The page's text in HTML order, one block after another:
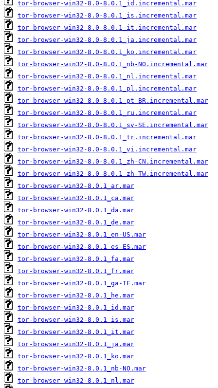
tor-browser-win32-8.0-8.0.1_id.incremental.mar
tor-browser-win32-8.0-8.0.1_is.incremental.mar
tor-browser-win32-8.0-8.0.1_it.incremental.mar
tor-browser-win32-8.0-8.0.1_ja.incremental.mar
tor-browser-win32-8.0-8.0.1_ko.incremental.mar
tor-browser-win32-8.0-8.0.1_nb-NO.incremental.mar
tor-browser-win32-8.0-8.0.1_nl.incremental.mar
tor-browser-win32-8.0-8.0.1_pl.incremental.mar
tor-browser-win32-8.0-8.0.1_pt-BR.incremental.mar
tor-browser-win32-8.0-8.0.1_ru.incremental.mar
tor-browser-win32-8.0-8.0.1_sv-SE.incremental.mar
tor-browser-win32-8.0-8.0.1_tr.incremental.mar
tor-browser-win32-8.0-8.0.1_vi.incremental.mar
tor-browser-win32-8.0-8.0.1_zh-CN.incremental.mar
tor-browser-win32-8.0-8.0.1_zh-TW.incremental.mar
tor-browser-win32-8.0.1_ar.mar
tor-browser-win32-8.0.1_ca.mar
tor-browser-win32-8.0.1_da.mar
tor-browser-win32-8.0.1_de.mar
tor-browser-win32-8.0.1_en-US.mar
tor-browser-win32-8.0.1_es-ES.mar
tor-browser-win32-8.0.1_fa.mar
tor-browser-win32-8.0.1_fr.mar
tor-browser-win32-8.0.1_ga-IE.mar
tor-browser-win32-8.0.1_he.mar
tor-browser-win32-8.0.1_id.mar
tor-browser-win32-8.0.1_is.mar
tor-browser-win32-8.0.1_it.mar
tor-browser-win32-8.0.1_ja.mar
tor-browser-win32-8.0.1_ko.mar
tor-browser-win32-8.0.1_nb-NO.mar
tor-browser-win32-8.0.1_nl.mar